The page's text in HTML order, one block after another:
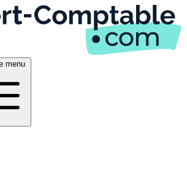
menu